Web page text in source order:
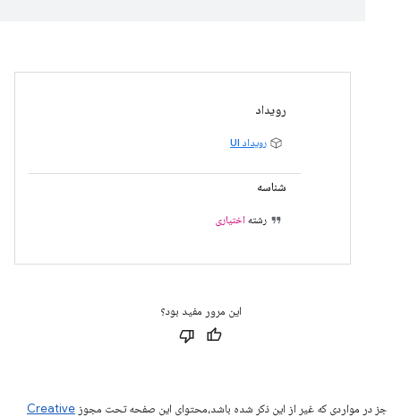
رویداد
رویداد UI
شناسه
رشته اختیاری
این مرور مفید بود؟
جز در مواردی که غیر از این ذکر شده باشد،‌محتوای این صفحه تحت مجوز Creative